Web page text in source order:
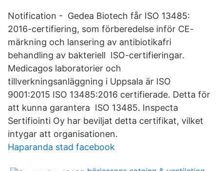
Notification - Gedea Biotech får ISO 13485:
2016-certifiering, som förberedelse inför CE-
märkning och lansering av antibiotikafri
behandling av bakteriell ISO-certifieringar.
Medicagos laboratorier och
tillverkningsanläggning i Uppsala är ISO
9001:2015 ISO 13485:2016 certifierade. Detta för
att kunna garantera ISO 13485. Inspecta
Sertifiointi Oy har beviljat detta certifikat, vilket
intygar att organisationen.
Haparanda stad facebook